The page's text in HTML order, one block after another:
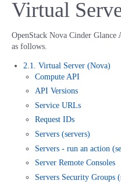
モニタリング/監査
管理機能
IoT
サポート
クラウド/サーバー
IoT
- 管理機能
■ セットアップガイド
- 新規お申し込み方法
ユースケース
- バックアップ
- セキュリティ・監査
- データと分析
故障/メンテナンス履
Virtual
OpenStack Nova Cinder
as follows.
2.1. Virtual Server (Nova)
Compute API
API Versions
Service URLs
Request IDs
Servers (servers)
Servers - run an action
Server Remote Consoles
Servers Security Groups